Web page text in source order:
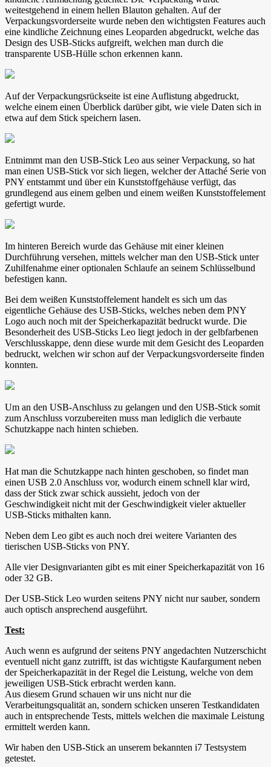
weitestgehend in einem hellen Blauton gehalten. Auf der
Verpackungsvorderseite wurde neben den wichtigsten Features auch
eine kindliche Zeichnung eines Leoparden abgedruckt, welche das
Design des USB-Sticks aufgreift, welchen man durch die
transparente USB-Hülle schon erkennen kann.
Auf der Verpackungsrückseite ist eine Auflistung abgedruckt,
welche einem einen Überblick darüber gibt, wie viele Daten sich in
etwa auf dem Stick speichern lasen.
Entnimmt man den USB-Stick Leo aus seiner Verpackung, so hat
man einen USB-Stick vor sich liegen, welcher der Attaché Serie von
PNY entstammt und über ein Kunststoffgehäuse verfügt, das
grundlegend aus einem gelben und einem weißen Kunststoffelement
gefertigt wurde.
Im hinteren Bereich wurde das Gehäuse mit einer kleinen
Durchführung versehen, mittels welcher man den USB-Stick unter
Zuhilfenahme einer optionalen Schlaufe an seinem Schlüsselbund
befestigen kann.
Bei dem weißen Kunststoffelement handelt es sich um das
eigentliche Gehäuse des USB-Sticks, welches neben dem PNY
Logo auch noch mit der Speicherkapazität bedruckt wurde. Die
Besonderheit des USB-Sticks Leo liegt jedoch in der gelbfarbenen
Verschlusskappe, denn diese wurde mit dem Gesicht des Leoparden
bedruckt, welchen wir schon auf der Verpackungsvorderseite finden
konnten.
Um an den USB-Anschluss zu gelangen und den USB-Stick somit
zum Anschluss vorzubereiten muss man lediglich die verbaute
Schutzkappe nach hinten schieben.
Hat man die Schutzkappe nach hinten geschoben, so findet man
einen USB 2.0 Anschluss vor, wodurch einem schnell klar wird,
dass der Stick zwar schick aussieht, jedoch von der
Geschwindigkeit nicht mit der Geschwindigkeit vieler aktueller
USB-Sticks mithalten kann.
Neben dem Leo gibt es auch noch drei weitere Varianten des
tierischen USB-Sticks von PNY.
Alle vier Designvarianten gibt es mit einer Speicherkapazität von 16
oder 32 GB.
Der USB-Stick Leo wurden seitens PNY nicht nur sauber, sondern
auch optisch ansprechend ausgeführt.
Test:
Auch wenn es aufgrund der seitens PNY angedachten Nutzerschicht
eventuell nicht ganz zutrifft, ist das wichtigste Kaufargument neben
der Speicherkapazität in der Regel die Leistung, welche von dem
jeweiligen USB-Stick erbracht werden kann.
Aus diesem Grund schauen wir uns nicht nur die
Verarbeitungsqualität an, sondern schicken unseren Testkandidaten
auch in entsprechende Tests, mittels welchen die maximale Leistung
ermittelt werden kann.
Wir haben den USB-Stick an unserem bekannten i7 Testsystem
getestet.